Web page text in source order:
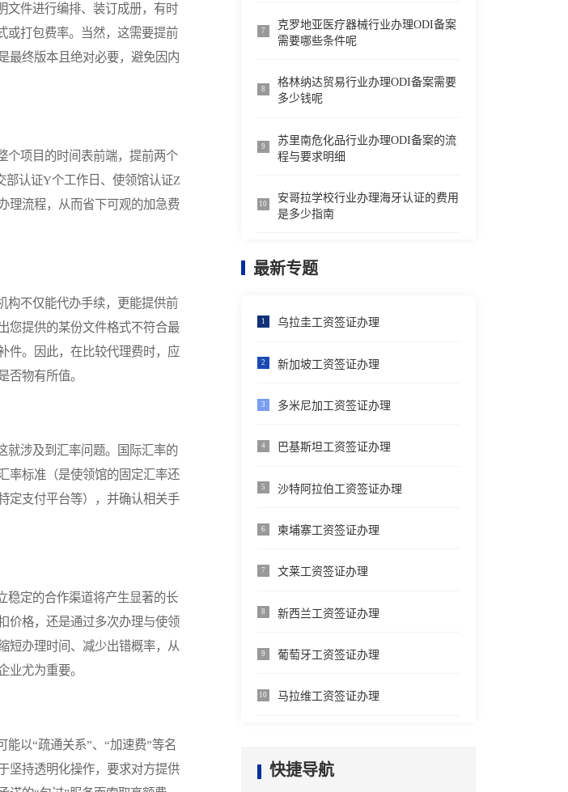
件进行编排、装订成册，有时
或打包费率。当然，这需要提前
最终版本且绝对必要，避免因内
项目的时间表前端，提前两个
部认证Y个工作日、使领馆认证Z
理流程，从而省下可观的加急费
不仅能代办手续，更能提供前
您提供的某份文件格式不符合最
件。因此，在比较代理费时，应
否物有所值。
涉及到汇率问题。国际汇率的
率标准（是使领馆的固定汇率还
定支付平台等），并确认相关手
定的合作渠道将产生显著的长
价格，还是通过多次办理与使领
短办理时间、减少出错概率，从
业尤为重要。
以“疏通关系”、“加速费”等名
坚持透明化操作，要求对方提供
7
克罗地亚医疗器械行业办理ODI备案
需要哪些条件呢
8
格林纳达贸易行业办理ODI备案需要
多少钱呢
9
苏里南危化品行业办理ODI备案的流
程与要求明细
10
安哥拉学校行业办理海牙认证的费用
是多少指南
最新专题
1 乌拉圭工资签证办理
2 新加坡工资签证办理
3 多米尼加工资签证办理
4 巴基斯坦工资签证办理
5 沙特阿拉伯工资签证办理
6 柬埔寨工资签证办理
7 文莱工资签证办理
8 新西兰工资签证办理
9 葡萄牙工资签证办理
10 马拉维工资签证办理
快捷导航